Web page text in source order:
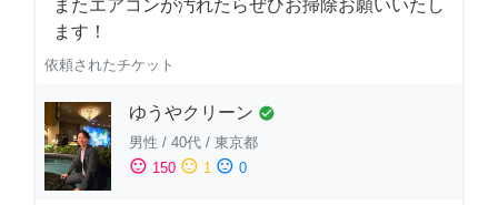
またエアコンが汚れたらぜひお掃除お願いいたし
ます！
依頼されたチケット
ゆうやクリーン check_circle
男性 / 40代 / 東京都
sentiment_satisfied 150 sentiment_neutral 1 sentiment_dissatisfied 0